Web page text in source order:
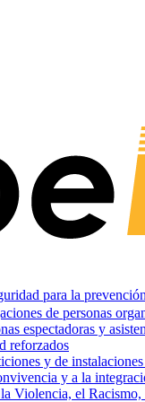
para la
de personas
espectadoras y
reforzados
y de
y a la
Violencia, el